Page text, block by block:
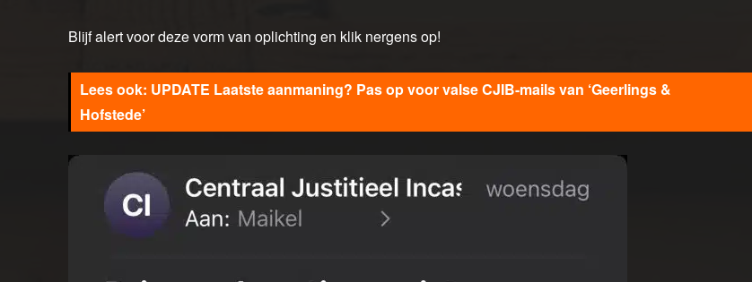
Blijf alert voor deze vorm van oplichting en klik nergens op!
UPDATE Laatste aanmaning? Pas op voor valse CJIB-mails van ‘Geerlings &
Hofstede’